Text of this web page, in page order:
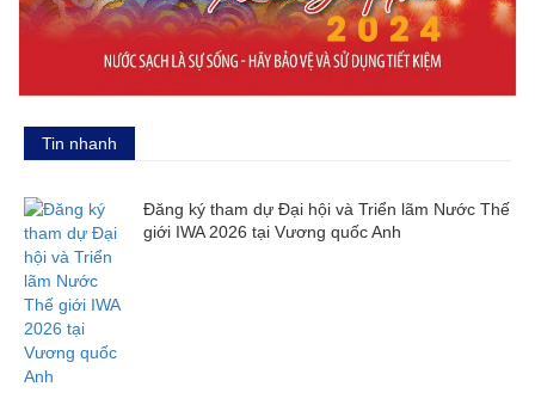
Tin nhanh
Đăng ký tham dự Đại hội và Triển lãm Nước Thế
giới IWA 2026 tại Vương quốc Anh